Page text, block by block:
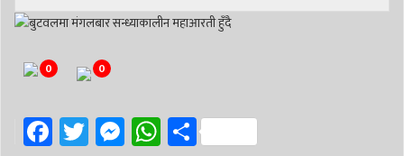
# निर्वाचन
0 0
Facebook
Twitter
Messenger
WhatsApp
Share